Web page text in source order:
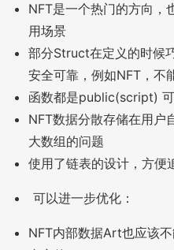
NFT是一个热门的方向，
用场景
部分Struct在定义的时候
安全可靠，例如NFT，不
函数都是public(script)
NFT数据分散存储在用户
大数组的问题
使用了链表的设计，方便
可以进一步优化：
NFT内部数据Art也应该